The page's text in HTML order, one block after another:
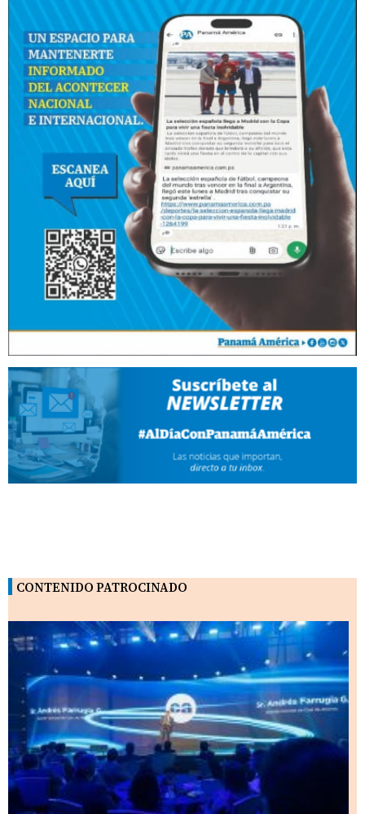
CONTENIDO PATROCINADO